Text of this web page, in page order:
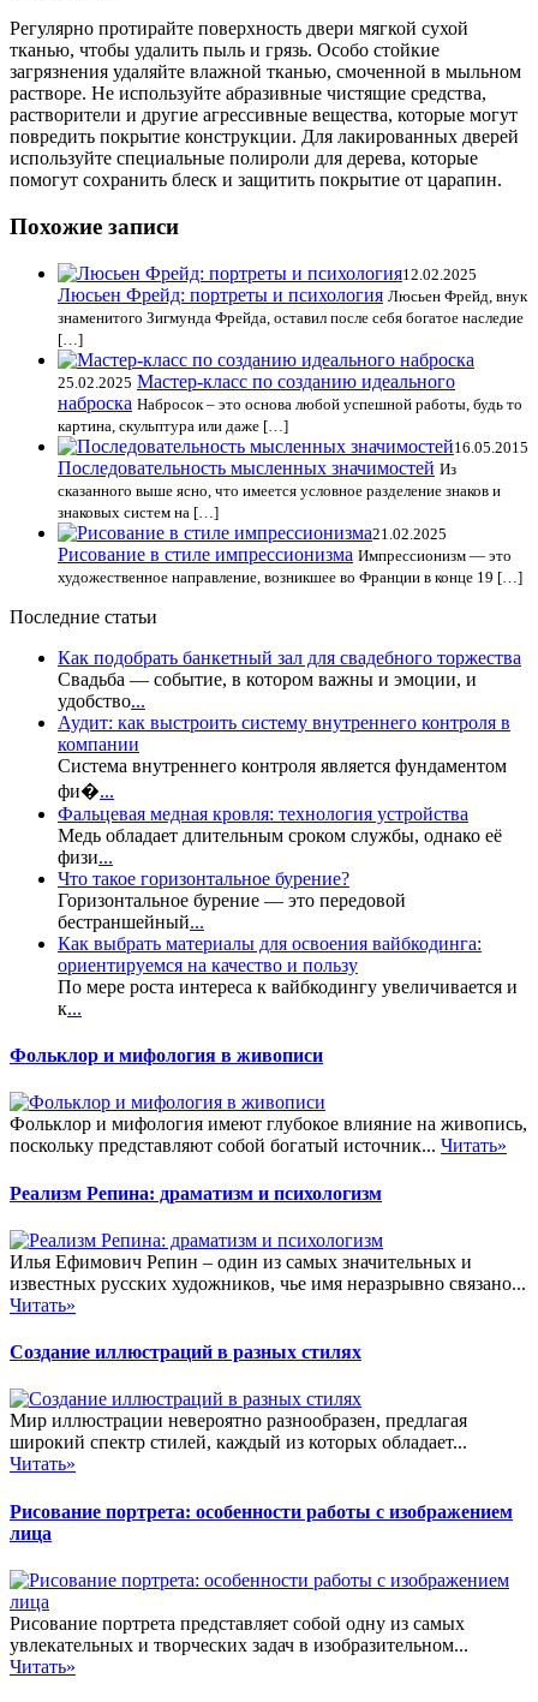
Регулярно протирайте поверхность двери мягкой сухой
тканью, чтобы удалить пыль и грязь. Особо стойкие
загрязнения удаляйте влажной тканью, смоченной в мыльном
растворе. Не используйте абразивные чистящие средства,
растворители и другие агрессивные вещества, которые могут
повредить покрытие конструкции. Для лакированных дверей
используйте специальные полироли для дерева, которые
помогут сохранить блеск и защитить покрытие от царапин.
Похожие записи
12.02.2025
Люсьен Фрейд: портреты и психология Люсьен Фрейд, внук
знаменитого Зигмунда Фрейда, оставил после себя богатое наследие
[…]
25.02.2025 Мастер-класс по созданию идеального
наброска Набросок – это основа любой успешной работы, будь то
картина, скульптура или даже […]
16.05.2015
Последовательность мысленных значимостей Из
сказанного выше ясно, что имеется условное разделение знаков и
знаковых систем на […]
21.02.2025
Рисование в стиле импрессионизма Импрессионизм — это
художественное направление, возникшее во Франции в конце 19 […]
Последние статьи
Как подобрать банкетный зал для свадебного торжества
Свадьба — событие, в котором важны и эмоции, и
удобство...
Аудит: как выстроить систему внутреннего контроля в
компании
Система внутреннего контроля является фундаментом
фи�...
Фальцевая медная кровля: технология устройства
Медь обладает длительным сроком службы, однако её
физи...
Что такое горизонтальное бурение?
Горизонтальное бурение — это передовой
бестраншейный...
Как выбрать материалы для освоения вайбкодинга:
ориентируемся на качество и пользу
По мере роста интереса к вайбкодингу увеличивается и
к...
Фольклор и мифология в живописи
Фольклор и мифология имеют глубокое влияние на живопись,
поскольку представляют собой богатый источник... Читать»
Реализм Репина: драматизм и психологизм
Илья Ефимович Репин – один из самых значительных и
известных русских художников, чье имя неразрывно связано...
Читать»
Создание иллюстраций в разных стилях
Мир иллюстрации невероятно разнообразен, предлагая
широкий спектр стилей, каждый из которых обладает...
Читать»
Рисование портрета: особенности работы с изображением
лица
Рисование портрета представляет собой одну из самых
увлекательных и творческих задач в изобразительном...
Читать»